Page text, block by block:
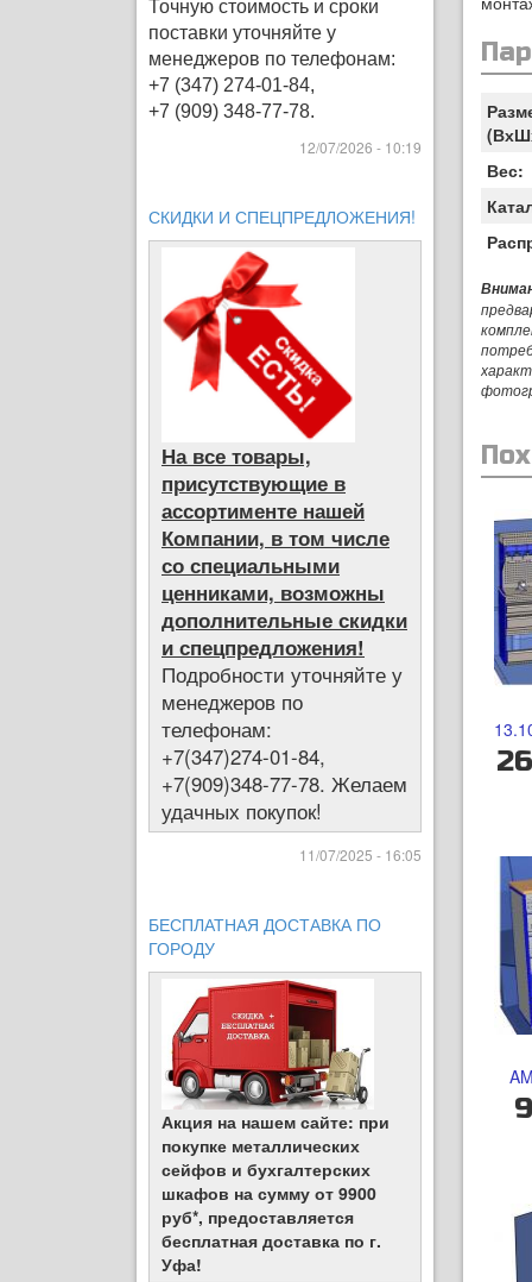
Точную стоимость и сроки
поставки уточняйте у
менеджеров по телефонам:
+7 (347) 274-01-84,
+7 (909) 348-77-78.
12/07/2026 - 10:19
СКИДКИ И СПЕЦПРЕДЛОЖЕНИЯ!
На все товары,
присутствующие в
ассортименте нашей
Компании, в том числе
со специальными
ценниками, возможны
дополнительные скидки
и спецпредложения!
Подробности уточняйте у
менеджеров по
телефонам:
+7(347)274-01-84,
+7(909)348-77-78. Желаем
удачных покупок!
11/07/2025 - 16:05
БЕСПЛАТНАЯ ДОСТАВКА ПО
ГОРОДУ
Акция на нашем сайте: при
покупке металлических
сейфов и бухгалтерских
шкафов на сумму от 9900
руб*, предоставляется
бесплатная доставка по г.
Уфа!
Вес: